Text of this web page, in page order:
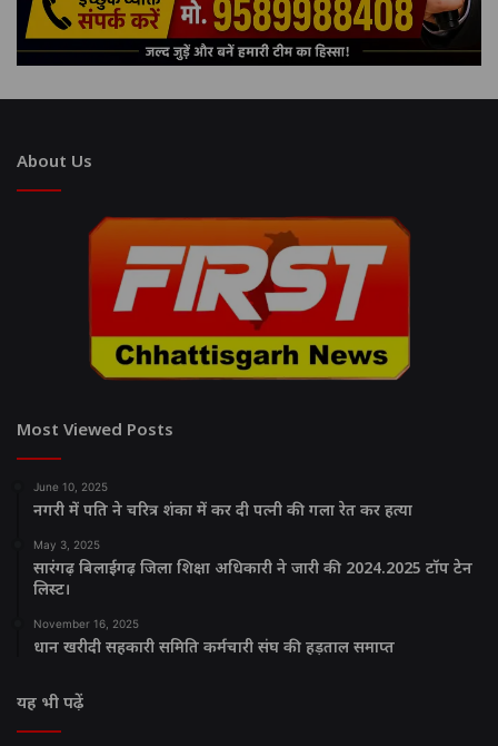
About Us
Most Viewed Posts
June 10, 2025
नगरी में पति ने चरित्र शंका में कर दी पत्नी की गला रेत कर हत्या
May 3, 2025
सारंगढ़ बिलाईगढ़ जिला शिक्षा अधिकारी ने जारी की 2024.2025 टॉप टेन
लिस्ट।
November 16, 2025
धान खरीदी सहकारी समिति कर्मचारी संघ की हड़ताल समाप्त
यह भी पढ़ें